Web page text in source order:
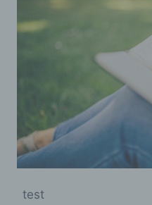
test